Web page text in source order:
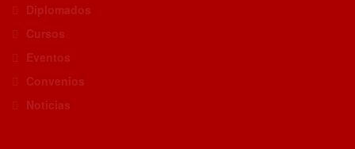
Diplomados
Cursos
Eventos
Convenios
Noticias